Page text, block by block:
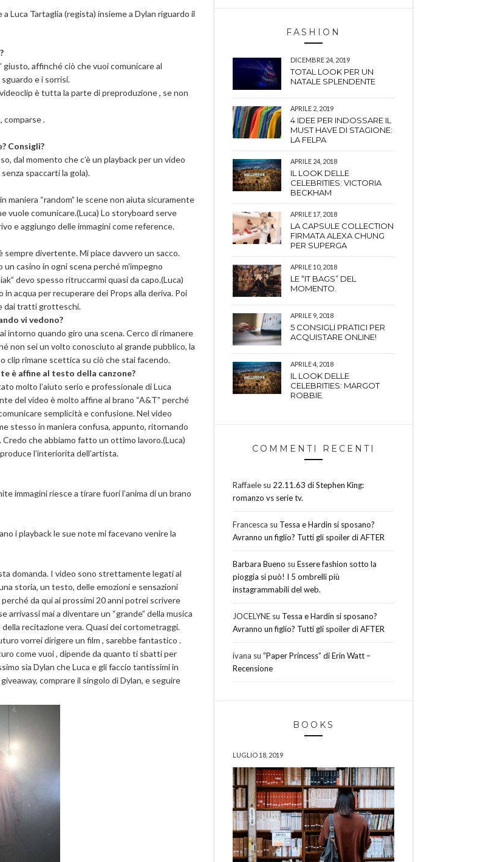
Luca Tartaglia (regista) insieme a Dylan riguardo il
affinché ciò che vuoi comunicare al
e i sorrisi.
è tutta la parte di preproduzione , se non
comparse .
Consigli?
dal momento che c’è un playback per un video
spaccarti la gola).
maniera “random” le scene non aiuta sicuramente
vuole comunicare.(Luca) Lo storyboard serve
e aggiungo delle immagini come reference.
sempre divertente. Mi piace davvero un sacco.
casino in ogni scena perché m’impegno
devo spesso ritruccarmi quasi da capo.(Luca)
acqua per recuperare dei Props alla deriva. Poi
dai tratti grotteschi.
vi vedono?
intorno quando giro una scena. Cerco di rimanere
non sei un volto conosciuto al grande pubblico, la
clip rimane scettica su ciò che stai facendo.
è affine al testo della canzone?
molto l’aiuto serio e professionale di Luca
del video è molto affine al brano “A&T” perché
semplicità e confusione. Nel video
stesso in maniera confusa, appunto, ritornando
che abbiamo fatto un ottimo lavoro.(Luca)
l’interiorita dell’artista.
immagini riesce a tirare fuori l’anima di un brano
i playback le sue note mi facevano venire la
domanda. I video sono strettamente legati al
storia, un testo, delle emozioni e sensazioni
da qui ai prossimi 20 anni potrei scrivere
mai a diventare un “grande” della musica
recitazione vera. Quasi dei cortometraggi.
vorrei dirigere un film , sarebbe fantastico .
come vuoi , dipende da quanto ti sbatti per
sia Dylan che Luca e gli faccio tantissimi in
comprare il singolo di Dylan, e seguire
FASHION
DICEMBRE 24, 2019
TOTAL LOOK PER UN
NATALE SPLENDENTE
APRILE 2, 2019
4 IDEE PER INDOSSARE IL
MUST HAVE DI STAGIONE:
LA FELPA
APRILE 24, 2018
IL LOOK DELLE
CELEBRITIES: VICTORIA
BECKHAM
APRILE 17, 2018
LA CAPSULE COLLECTION
FIRMATA ALEXA CHUNG
PER SUPERGA
APRILE 10, 2018
LE “IT BAGS” DEL
MOMENTO.
APRILE 9, 2018
5 CONSIGLI PRATICI PER
ACQUISTARE ONLINE!
APRILE 4, 2018
IL LOOK DELLE
CELEBRITIES: MARGOT
ROBBIE.
COMMENTI RECENTI
Raffaele su 22.11.63 di Stephen King:
romanzo vs serie tv.
Francesca su Tessa e Hardin si sposano?
Avranno un figlio? Tutti gli spoiler di AFTER
Barbara Bueno su Essere fashion sotto la
pioggia si può! I 5 ombrelli più
instagrammabili del web.
JOCELYNE su Tessa e Hardin si sposano?
Avranno un figlio? Tutti gli spoiler di AFTER
ivana su “Paper Princess” di Erin Watt –
Recensione
BOOKS
LUGLIO 18, 2019